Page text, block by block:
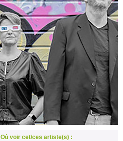
Où voir cet/ces artiste(s) :